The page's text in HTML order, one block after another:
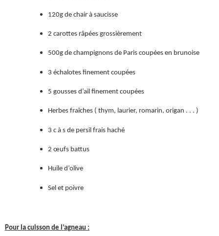
120g de chair à saucisse
2 carottes râpées grossièrement
500g de champignons de Paris coupées en brunoise
3 échalotes finement coupées
5 gousses d’ail finement coupées
Herbes fraîches ( thym, laurier, romarin, origan . . . )
3 c à s de persil frais haché
2 œufs battus
Huile d’olive
Sel et poivre
Pour la cuisson de l’agneau :